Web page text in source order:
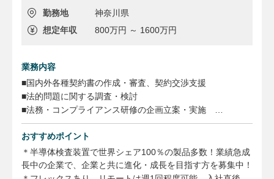
勤務地
神奈川県
想定年収
800万円 ～ 1600万円
業務内容
■国内外各種契約書の作成・審査、契約交渉支援
■法的問題に関する調査・検討
■法務・コンプライアンス研修の企画立案・実施
■株式事務（株式・新株予約権の管理、証券取引所等への各
種届出等）
■株主総会の運営等 など
おすすめポイント
＊半導体検査装置で世界シェア100％の製品多数！業績急成
長中の企業で、企業と共に進化・成長を目指す方を募集中！